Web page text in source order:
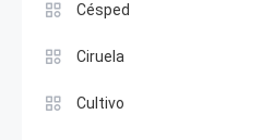
Césped
Ciruela
Cultivo